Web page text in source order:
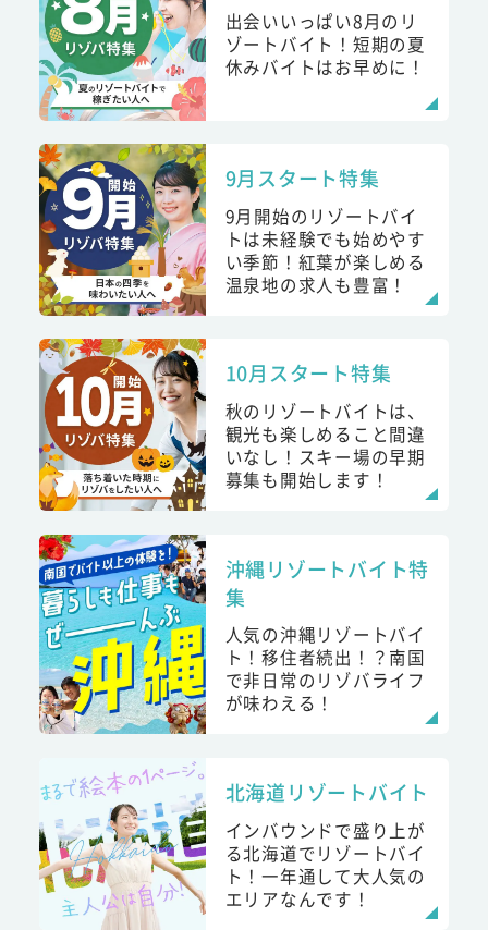
出会いいっぱい8月のリ
ゾートバイト！短期の夏
休みバイトはお早めに！
9月スタート特集
9月開始のリゾートバイ
トは未経験でも始めやす
い季節！紅葉が楽しめる
温泉地の求人も豊富！
10月スタート特集
秋のリゾートバイトは、
観光も楽しめること間違
いなし！スキー場の早期
募集も開始します！
沖縄リゾートバイト特
集
人気の沖縄リゾートバイ
ト！移住者続出！？南国
で非日常のリゾバライフ
が味わえる！
北海道リゾートバイト
インバウンドで盛り上が
る北海道でリゾートバイ
ト！一年通して大人気の
エリアなんです！